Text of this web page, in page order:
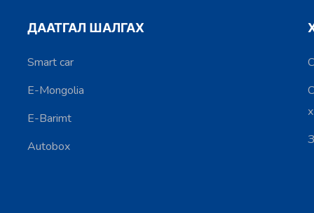
ДААТГАЛ ШАЛГАХ
Smart car
E-Mongolia
E-Barimt
Autobox